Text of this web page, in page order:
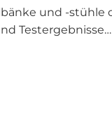
und -stühle
Testergebnisse
+ 15 %
den